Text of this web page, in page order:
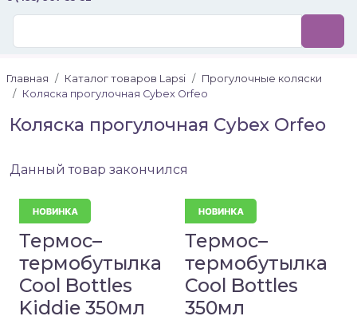
Главная Каталог товаров Lapsi
Прогулочные коляски
Коляска прогулочная Cybex Orfeo
Коляска прогулочная Cybex Orfeo
Данный товар закончился
Термос–
термобутылка
Cool Bottles
Kiddie 350мл
Термос–
термобутылка
Cool Bottles
350мл